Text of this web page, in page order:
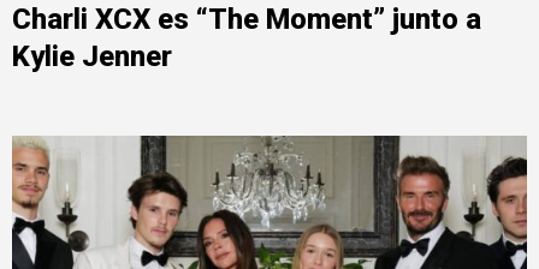
Charli XCX es “The Moment” junto a
Kylie Jenner